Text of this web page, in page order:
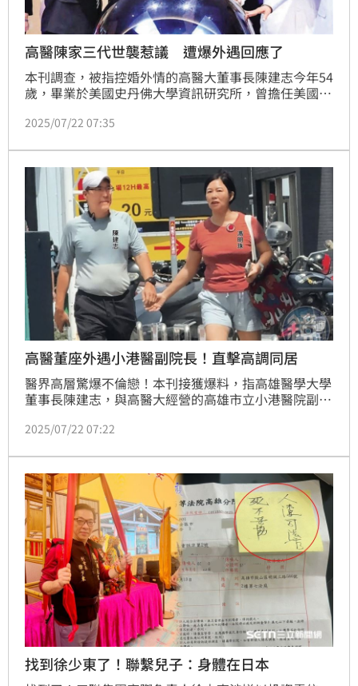
高醫陳家三代世襲惹議 遭爆外遇回應了
本刊調查，被指控婚外情的高醫大董事長陳建志今年54
歲，畢業於美國史丹佛大學資訊研究所，曾擔任美國甲
醫院資訊室主任、副院長、高雄醫學大學資訊處研發組
2013年在高醫大前董事長、父親陳田植的提攜之下，
進入高醫大董事會，但也引發「三代世襲」的爭議。
2025/07/22 07:35
高醫董座外遇小港醫副院長！直擊高調同居
醫界高層驚爆不倫戀！本刊接獲爆料，指高雄醫學大學
董事長陳建志，與高醫大經營的高雄市立小港醫院副院
動、到健身房運動、購物，就像老夫老妻，更扯的是，
不但將院長的公務車納為己用，並主導醫院人事，甚至
帶陳到小港醫院私下進行醫美手術，卻未依規定申報，
明顯違法，行徑囂張跋扈，形同地下院長！
2025/07/22 07:22
找到徐少東了！聯繫兒子：身體在日本